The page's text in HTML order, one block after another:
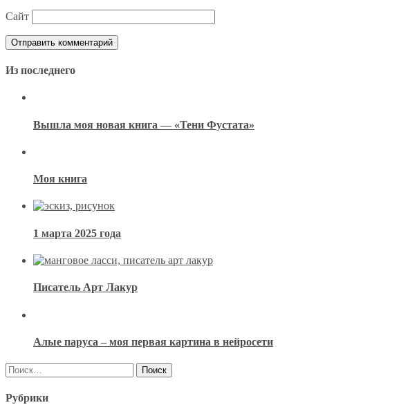
Сайт
Из последнего
Вышла моя новая книга — «Тени Фустата»
Моя книга
1 марта 2025 года
Писатель Арт Лакур
Алые паруса – моя первая картина в нейросети
Найти:
Рубрики